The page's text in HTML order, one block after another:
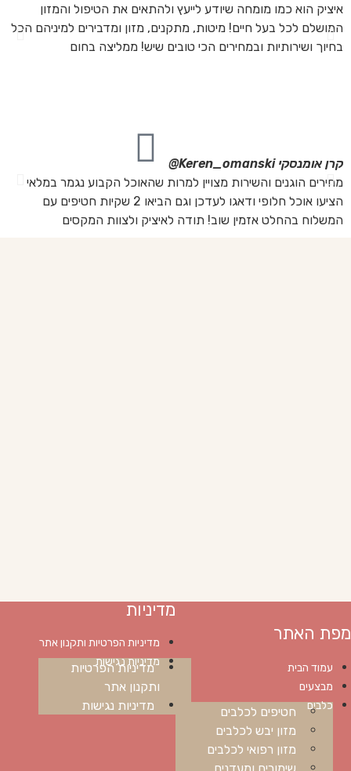
איציק הוא כמו מומחה שיודע לייעץ ולהתאים את הטיפול והמזון
המושלם לכל בעל חיים! מיטות, מתקנים, מזון ומדבירים למיניהם הכל
בחיוך ושירותיות ובמחירים הכי טובים שיש! ממליצה בחום
קרן אומנסקיKeren_omanski@
מחירים הוגנים והשירות מצויין למרות שהאוכל הקבוע נגמר במלאי
הציעו אוכל חלופי ודאגו לעדכן וגם הביאו 2 שקיות חטיפים עם
המשלוח בהחלט אזמין שוב! תודה לאיציק ולצוות המקסים
מפת האתר
עמוד הבית
מבצעים
כלבים
חטיפים לכלבים
מזון יבש לכלבים
מזון רפואי לכלבים
שימורים ומעדנים
מדיניות
מדיניות הפרטיות ותקנון אתר
מדיניות נגישות
מדיניות הפרטיות
ותקנון אתר
מדיניות נגישות